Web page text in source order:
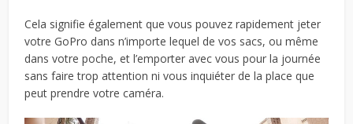
Cela signifie également que vous pouvez rapidement jeter
votre GoPro dans n’importe lequel de vos sacs, ou même
dans votre poche, et l’emporter avec vous pour la journée
sans faire trop attention ni vous inquiéter de la place que
peut prendre votre caméra.